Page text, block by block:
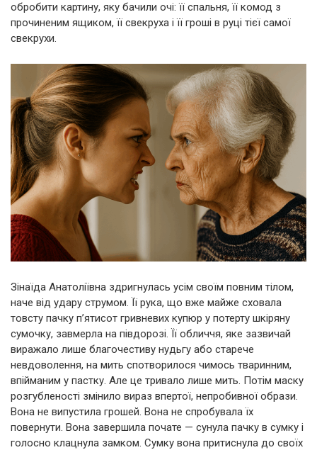
обробити картину, яку бачили очі: її спальня, її комод з
прочиненим ящиком, її свекруха і її гроші в руці тієї самої
свекрухи.
Зінаїда Анатоліївна здригнулась усім своїм повним тілом,
наче від удару струмом. Її рука, що вже майже сховала
товсту пачку п’ятисот гривневих купюр у потерту шкіряну
сумочку, завмерла на півдорозі. Її обличчя, яке зазвичай
виражало лише благочестиву нудьгу або старече
невдоволення, на мить спотворилося чимось тваринним,
впійманим у пастку. Але це тривало лише мить. Потім маску
розгубленості змінило вираз впертої, непробивної образи.
Вона не випустила грошей. Вона не спробувала їх
повернути. Вона завершила почате — сунула пачку в сумку і
голосно клацнула замком. Сумку вона притиснула до своїх